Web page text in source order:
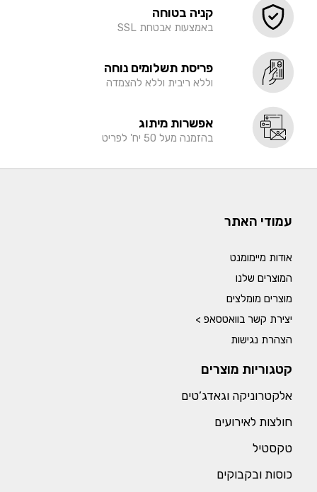
קניה בטוחה
באמצעות אבטחת SSL
פריסת תשלומים נוחה
וללא ריבית וללא להצמדה
אפשרות מיתוג
בהזמנה מעל 50 יח' לפריט
עמודי האתר
אודות מיימומנט
המוצרים שלנו
מוצרים מומלצים
יצירת קשר בוואטסאפ >
הצהרת נגישות
קטגוריות מוצרים
אלקטרוניקה וגאדג’טים
חולצות לאירועים
טקסטיל
כוסות ובקבוקים